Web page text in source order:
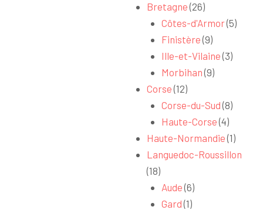
Bretagne(26)
Côtes-d'Armor(5)
Finistère(9)
Ille-et-Vilaine(3)
Morbihan(9)
Corse(12)
Corse-du-Sud(8)
Haute-Corse(4)
Haute-Normandie(1)
Languedoc-Roussillon
(18)
Aude(6)
Gard(1)